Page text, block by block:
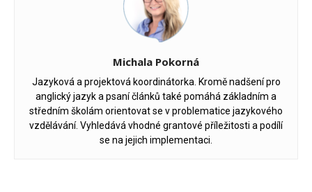
Michala Pokorná
Jazyková a projektová koordinátorka. Kromě nadšení pro
anglický jazyk a psaní článků také pomáhá základním a
středním školám orientovat se v problematice jazykového
vzdělávání. Vyhledává vhodné grantové příležitosti a podílí
se na jejich implementaci.